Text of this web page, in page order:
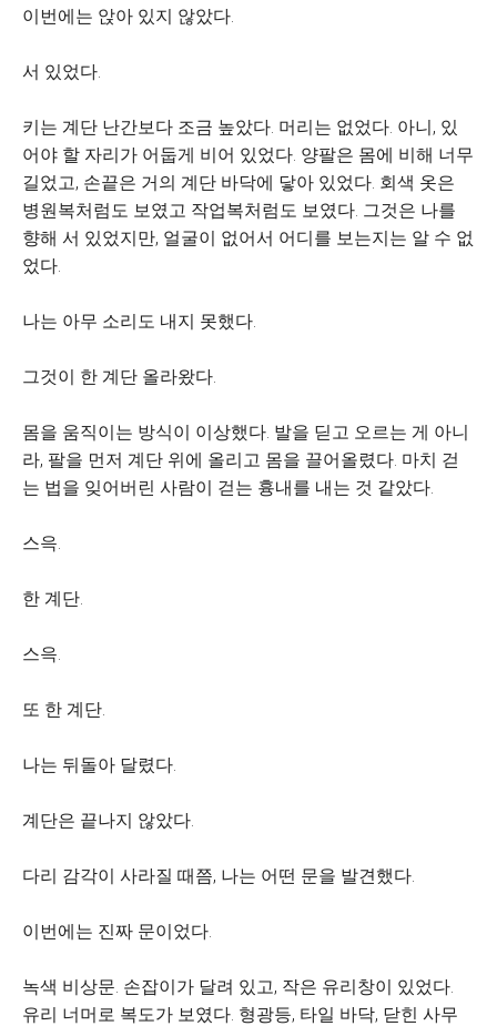
이번에는 앉아 있지 않았다.
서 있었다.
키는 계단 난간보다 조금 높았다. 머리는 없었다. 아니, 있
어야 할 자리가 어둡게 비어 있었다. 양팔은 몸에 비해 너무
길었고, 손끝은 거의 계단 바닥에 닿아 있었다. 회색 옷은
병원복처럼도 보였고 작업복처럼도 보였다. 그것은 나를
향해 서 있었지만, 얼굴이 없어서 어디를 보는지는 알 수 없
었다.
나는 아무 소리도 내지 못했다.
그것이 한 계단 올라왔다.
몸을 움직이는 방식이 이상했다. 발을 딛고 오르는 게 아니
라, 팔을 먼저 계단 위에 올리고 몸을 끌어올렸다. 마치 걷
는 법을 잊어버린 사람이 걷는 흉내를 내는 것 같았다.
스윽.
한 계단.
스윽.
또 한 계단.
나는 뒤돌아 달렸다.
계단은 끝나지 않았다.
다리 감각이 사라질 때쯤, 나는 어떤 문을 발견했다.
이번에는 진짜 문이었다.
녹색 비상문. 손잡이가 달려 있고, 작은 유리창이 있었다.
유리 너머로 복도가 보였다. 형광등, 타일 바닥, 닫힌 사무